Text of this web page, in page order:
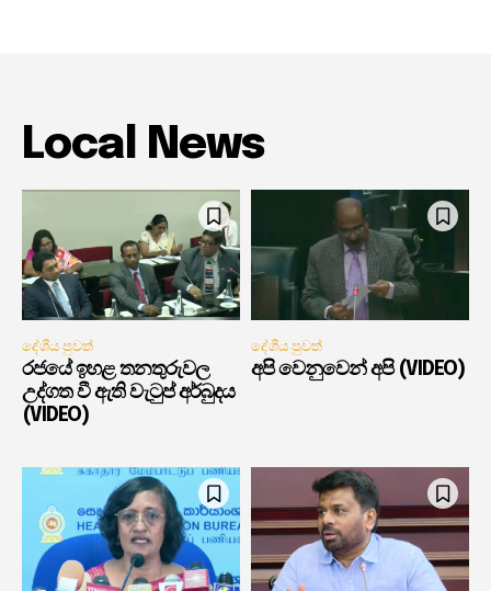
Local News
දේශීය පුවත්
රජයේ ඉහළ තනතුරුවල
උද්ගත වී ඇති වැටුප් අර්බුදය
(VIDEO)
දේශීය පුවත්
අපි වෙනුවෙන් අපි (VIDEO)